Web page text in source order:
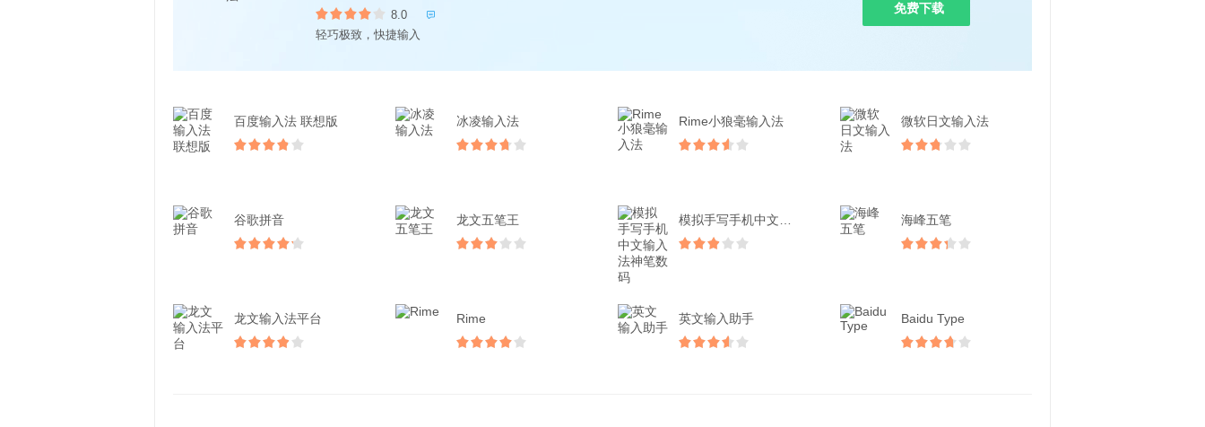
8.0 
轻巧极致，快捷输入
免费下载
百度输入法 联想版 冰凌输入法 Rime小狼毫输入法 微软日文输入法
谷歌拼音 龙文五笔王 海峰五笔
龙文输入法平台 Rime 英文输入助手 Baidu Type